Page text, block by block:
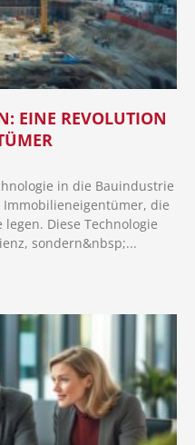
EINE REVOLUTION
in die Bauindustrie
die
Diese Technologie
sondern